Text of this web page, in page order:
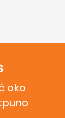
oko